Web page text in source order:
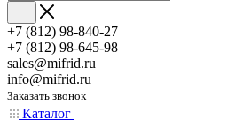
+7 (812) 98-840-27
+7 (812) 98-645-98
sales@mifrid.ru
info@mifrid.ru
Заказать звонок
Каталог